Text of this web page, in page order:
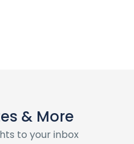
& More
to your inbox